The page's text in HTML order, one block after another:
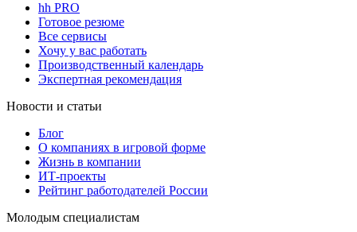
hh PRO
Готовое резюме
Все сервисы
Хочу у вас работать
Производственный календарь
Экспертная рекомендация
Новости и статьи
Блог
О компаниях в игровой форме
Жизнь в компании
ИТ-проекты
Рейтинг работодателей России
Молодым специалистам